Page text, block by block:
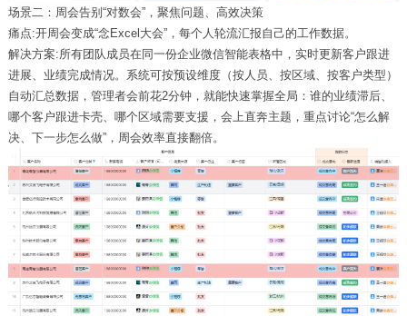
场景二：周会告别“对数会”，聚焦问题、高效决策
痛点:开周会变成“念 Excel 大会”，每个人轮流汇报自己的工作数据。
解决方案:所有团队成员在同一份企业微信智能表格中，实时更新客户跟进
进展、业绩完成情况。系统可按预设维度（按人员、按区域、按客户类型）
自动汇总数据，管理者会前花2分钟，就能快速掌握全局：谁的业绩滞后、
哪个客户跟进卡壳、哪个区域需要支援，会上直奔主题，重点讨论“怎么解
决、下一步怎么做”，周会效率直接翻倍。